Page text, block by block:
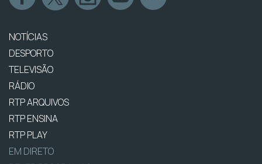
NOTÍCIAS
DESPORTO
TELEVISÃO
RÁDIO
RTP ARQUIVOS
RTP ENSINA
RTP PLAY
EM DIRETO